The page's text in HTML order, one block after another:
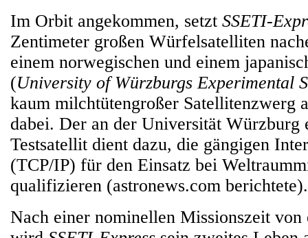
Im Orbit angekommen, setzt SSETI-
Zentimeter großen Würfelsatelliten
einem norwegischen und einem
(University of Würzburgs Experimental
kaum milchtütengroßer Satellitenzwerg
dabei. Der an der Universität Würzburg
Testsatellit dient dazu, die gängigen
(TCP/IP) für den Einsatz bei
qualifizieren (astronews.com berichtete).
Nach einer nominellen Missionszeit